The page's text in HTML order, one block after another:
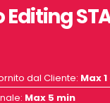
dal Cliente: Max
: Max 5 min